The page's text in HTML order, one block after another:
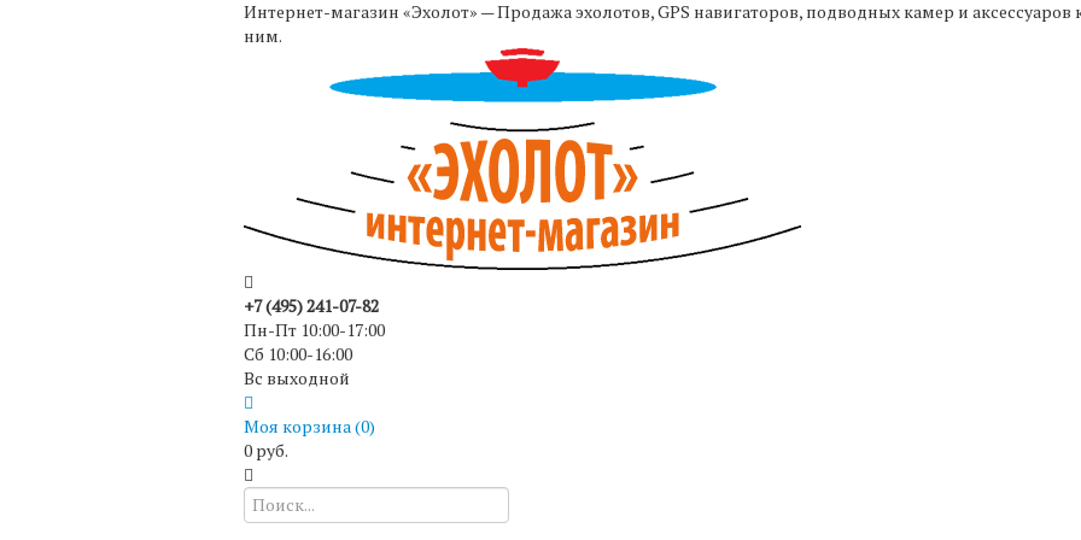
Интернет-магазин «Эхолот» — Продажа эхолотов, GPS навигаторов, подводных камер и аксессуаров
ним.
+7 (495) 241-07-82
Пн-Пт 10:00-17:00
Сб 10:00-16:00
Вс выходной
Моя корзина (0)
0 руб.